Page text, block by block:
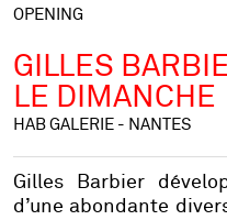
OPENING
GILLES
LE DIMANCHE
HAB GALERIE - NANTES
Gilles Barbier
d’une abondante